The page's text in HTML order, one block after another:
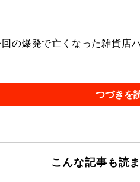
の爆発で亡くなった雑貨店
つづきを
こんな記事も読